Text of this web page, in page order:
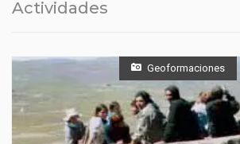
Actividades
Geoformaciones